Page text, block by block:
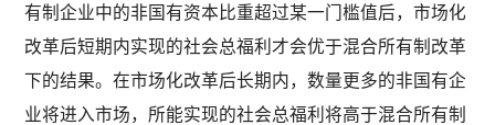
有制企业中的非国有资本比重超过某一门槛值后，市场化
改革后短期内实现的社会总福利才会优于混合所有制改革
下的结果。在市场化改革后长期内，数量更多的非国有企
业将进入市场，所能实现的社会总福利将高于混合所有制